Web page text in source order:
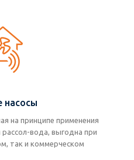
насосы
на принципе применения
вода, выгодна при
так и коммерческом